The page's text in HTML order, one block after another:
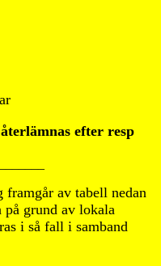
efter resp
av tabell nedan
grund av lokala
i så fall i samband